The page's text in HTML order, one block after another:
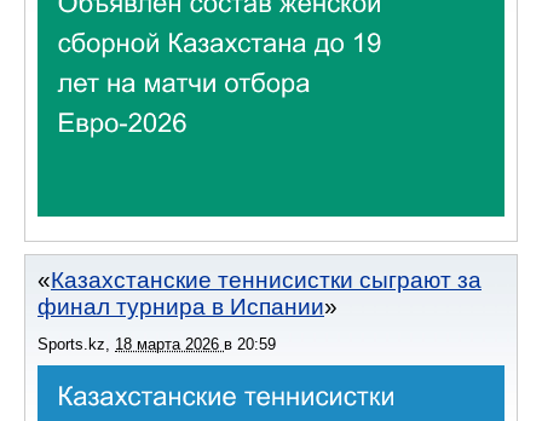
Казахстанские теннисистки сыграют за
финал турнира в Испании
Sports.kz 18 марта 2026 в 20:59